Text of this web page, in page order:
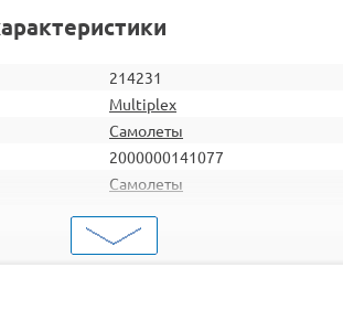
214231
Multiplex
Самолеты
2000000141077
Самолеты
Пилотажные